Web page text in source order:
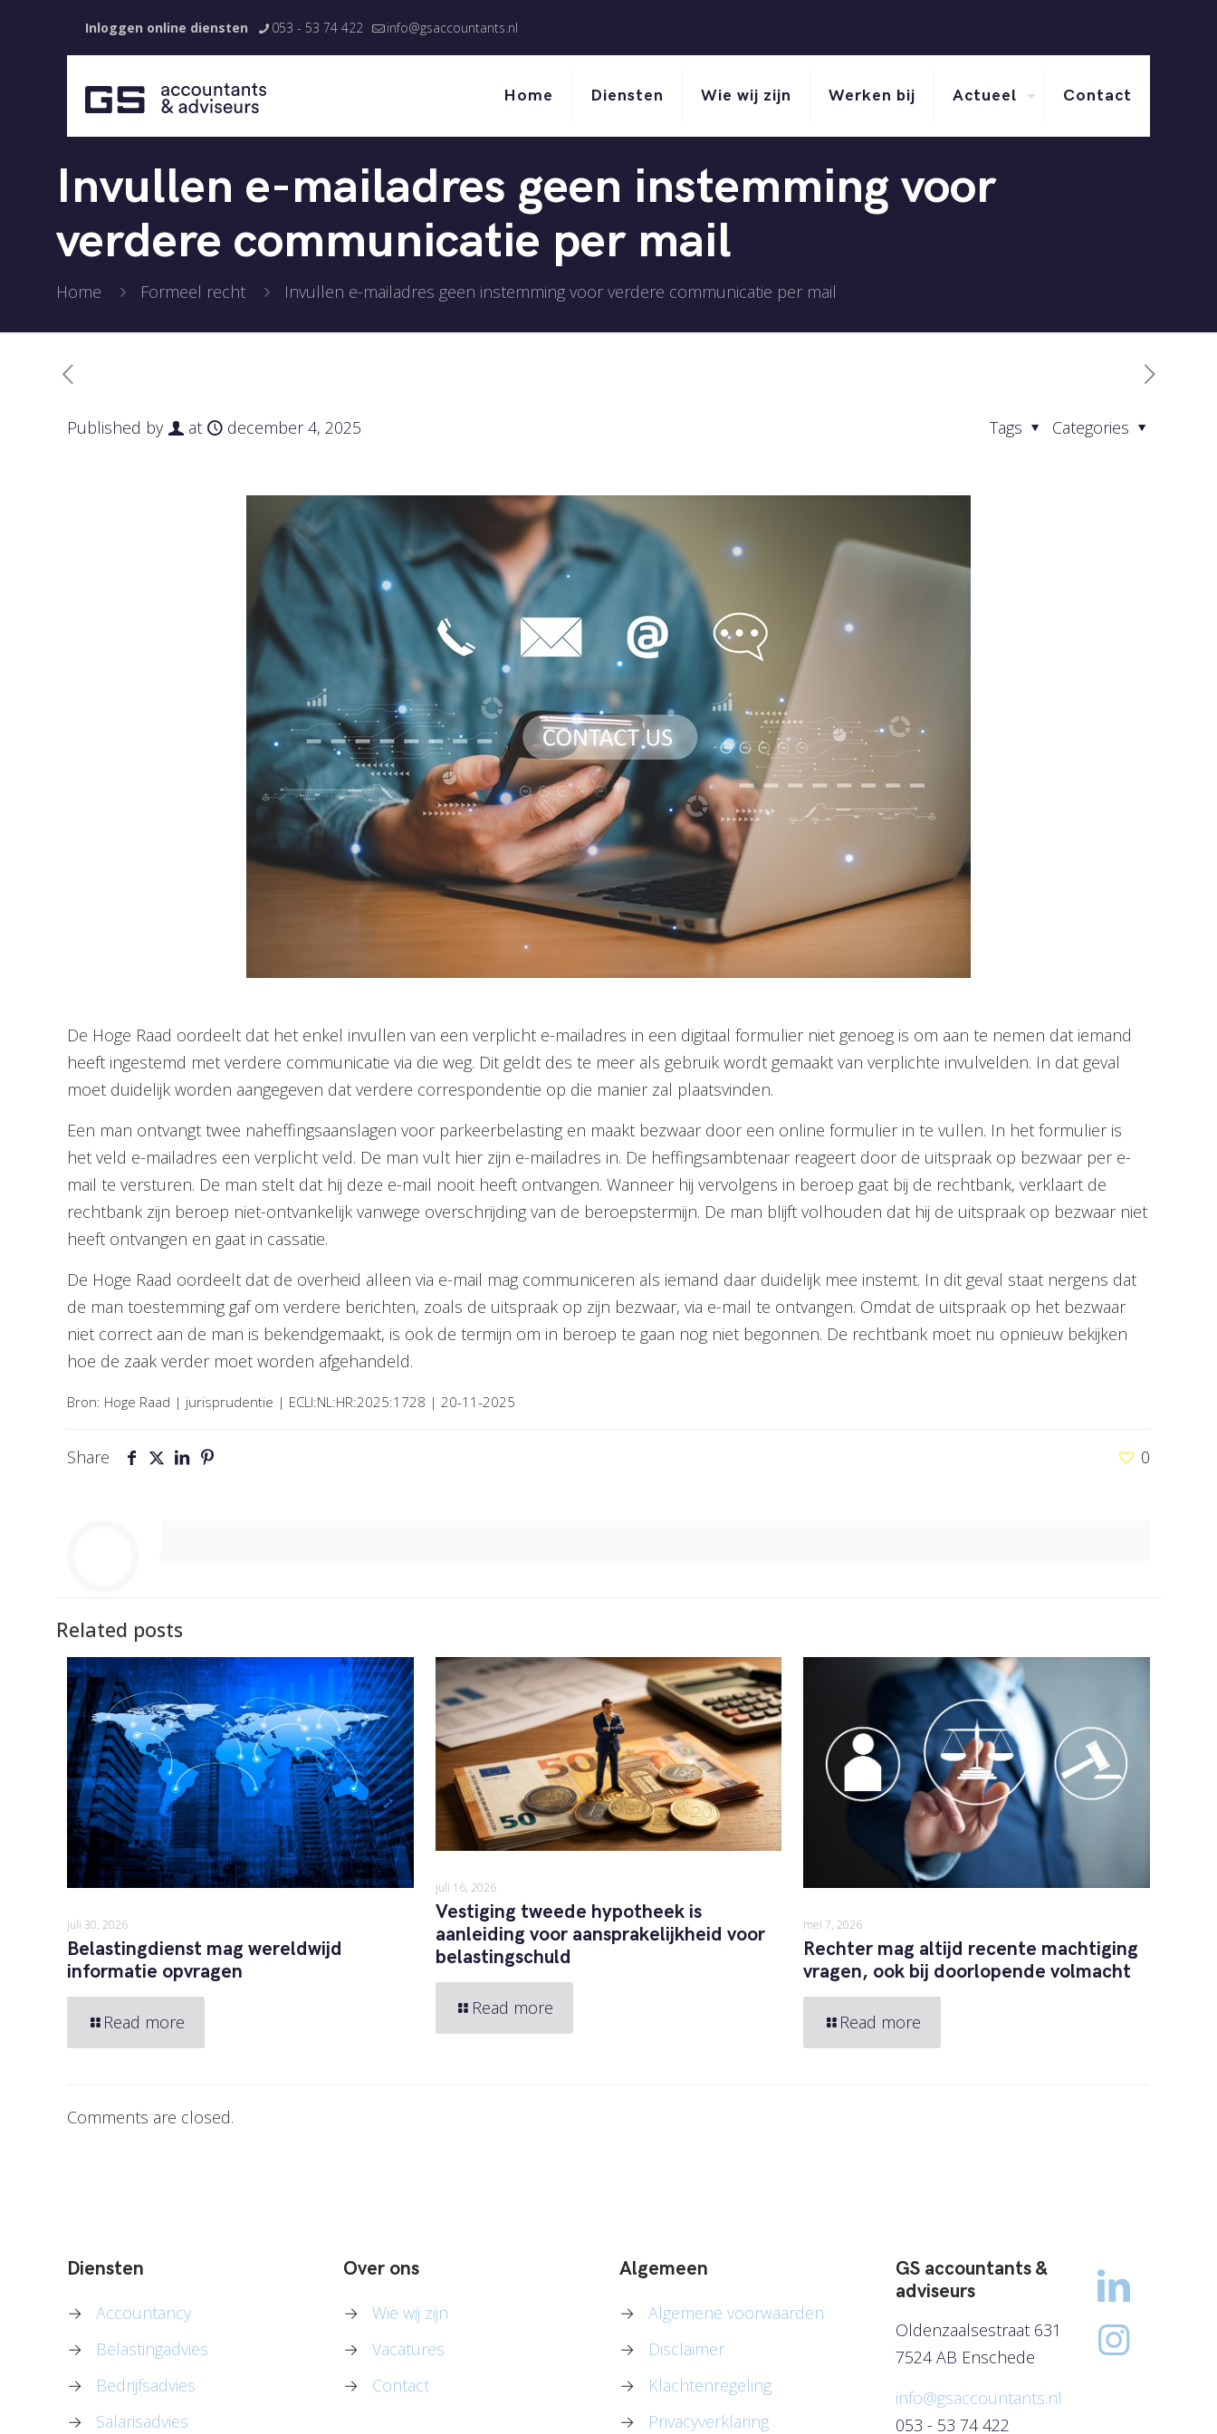
Inloggen online diensten 053 - 53 74 422 info@gsaccountants.nl
Home Diensten Wie wij zijn Werken bij Actueel Contact
Invullen e-mailadres geen instemming voor
verdere communicatie per mail
Home Formeel recht Invullen e-mailadres geen instemming voor verdere communicatie per mail
Published by at december 4, 2025 Categories
Tags
De Hoge Raad oordeelt dat het enkel invullen van een verplicht e-mailadres in een digitaal formulier niet genoeg is om aan te nemen dat iemand
heeft ingestemd met verdere communicatie via die weg. Dit geldt des te meer als gebruik wordt gemaakt van verplichte invulvelden. In dat geval
moet duidelijk worden aangegeven dat verdere correspondentie op die manier zal plaatsvinden.
Een man ontvangt twee naheffingsaanslagen voor parkeerbelasting en maakt bezwaar door een online formulier in te vullen. In het formulier is
het veld e-mailadres een verplicht veld. De man vult hier zijn e-mailadres in. De heffingsambtenaar reageert door de uitspraak op bezwaar per e-
mail te versturen. De man stelt dat hij deze e-mail nooit heeft ontvangen. Wanneer hij vervolgens in beroep gaat bij de rechtbank, verklaart de
rechtbank zijn beroep niet-ontvankelijk vanwege overschrijding van de beroepstermijn. De man blijft volhouden dat hij de uitspraak op bezwaar niet
heeft ontvangen en gaat in cassatie.
De Hoge Raad oordeelt dat de overheid alleen via e-mail mag communiceren als iemand daar duidelijk mee instemt. In dit geval staat nergens dat
de man toestemming gaf om verdere berichten, zoals de uitspraak op zijn bezwaar, via e-mail te ontvangen. Omdat de uitspraak op het bezwaar
niet correct aan de man is bekendgemaakt, is ook de termijn om in beroep te gaan nog niet begonnen. De rechtbank moet nu opnieuw bekijken
hoe de zaak verder moet worden afgehandeld.
Bron: Hoge Raad | jurisprudentie | ECLI:NL:HR:2025:1728 | 20-11-2025
Share 0
Related posts
juli 30, 2026
Belastingdienst mag wereldwijd
informatie opvragen
Read more
juli 16, 2026
Vestiging tweede hypotheek is
aanleiding voor aansprakelijkheid voor
belastingschuld
Read more
mei 7, 2026
Rechter mag altijd recente machtiging
vragen, ook bij doorlopende volmacht
Read more
Comments are closed.
Diensten
→
Accountancy
→
Belastingadvies
→
Bedrijfsadvies
→
Salarisadvies
Over ons
→
Wie wij zijn
→
Vacatures
→
Contact
Algemeen
→
Algemene voorwaarden
→
Disclaimer
→
Klachtenregeling
→
Privacyverklaring
GS accountants &
adviseurs
Oldenzaalsestraat 631
7524 AB Enschede
info@gsaccountants.nl
053 - 53 74 422